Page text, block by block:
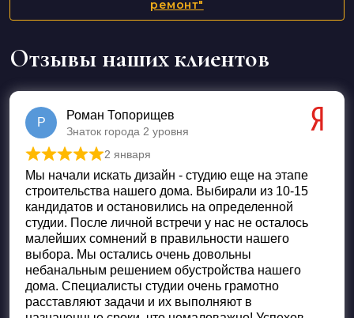
ремонт"
Отзывы наших клиентов
Р
Роман Топорищев
Знаток города 2 уровня
Оценка 5из 5
2 января
Мы начали искать дизайн - студию еще на этапе
строительства нашего дома. Выбирали из 10-15
кандидатов и остановились на определенной
студии. После личной встречи у нас не осталось
малейших сомнений в правильности нашего
выбора. Мы остались очень довольны
небанальным решением обустройства нашего
дома. Специалисты студии очень грамотно
расставляют задачи и их выполняют в